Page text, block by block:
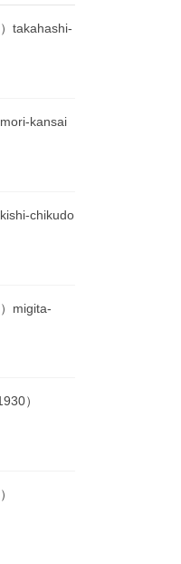
takahashi-
kansai
chikudo
migita-
）